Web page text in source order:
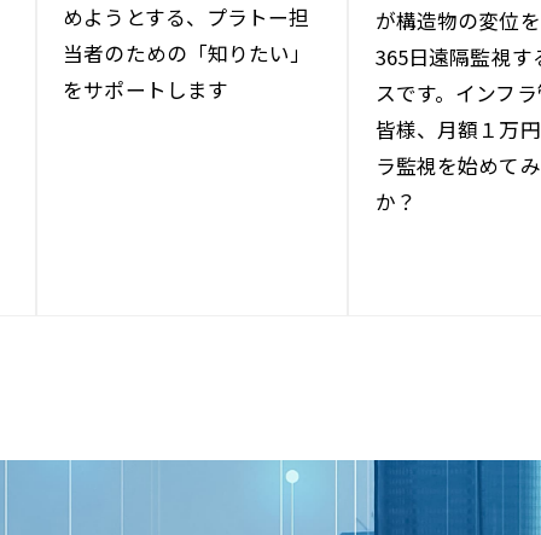
めようとする、プラトー担
当者のための「知りたい」
をサポートします
が構造物の変位
365日遠隔監視す
スです。インフ
皆様、月額１万
ラ監視を始めて
か？